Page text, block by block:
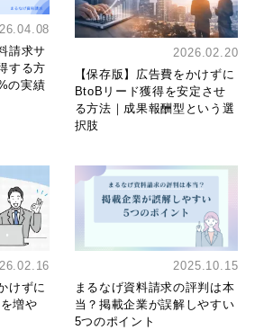
請求サ
する方
の実績
2026.02.20
【保存版】広告費をかけずに
BtoBリード獲得を安定させ
る方法｜成果報酬型という選
択肢
けずに
増や
2025.10.15
まるなげ資料請求の評判は本
当？掲載企業が誤解しやすい
5つのポイント